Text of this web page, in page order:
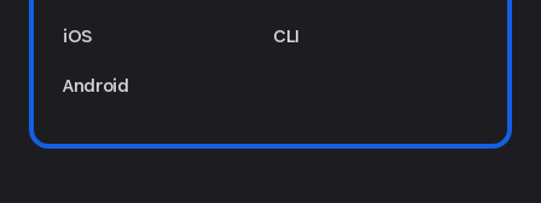
iOS
Android
CLI